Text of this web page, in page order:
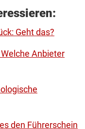
Geht das?
Anbieter
den Führerschein